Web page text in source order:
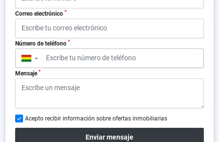
Correo electrónico *
Número de teléfono *
▼
Mensaje *
Acepto recibir información sobre ofertas inmobiliarias
Enviar mensaje